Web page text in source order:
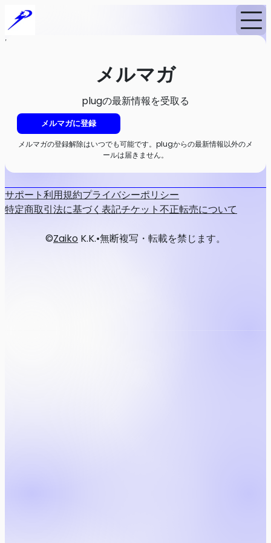
Home
メルマガ
plugの最新情報を受取る
メルマガに登録
メルマガの登録解除はいつでも可能です。plugからの最新情報以外のメ
ールは届きません。
サポート利用規約プライバシーポリシー
特定商取引法に基づく表記チケット不正転売について
©Zaiko K.K.•無断複写・転載を禁じます。